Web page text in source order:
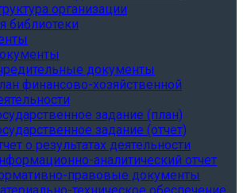
организации
библиотеки
документы
финансово-хозяйственной
задание (план)
задание (отчет)
о результатах деятельности
аналитический отчет
правовые документы